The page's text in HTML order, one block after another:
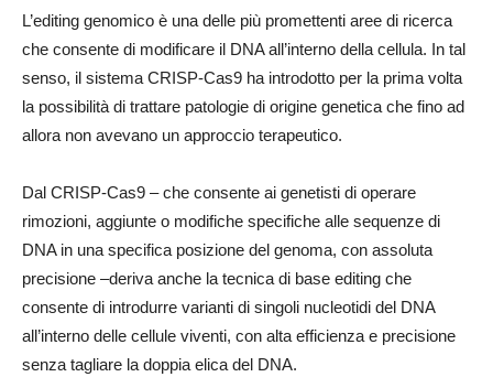
L’editing genomico è una delle più promettenti aree di ricerca
che consente di modificare il DNA all’interno della cellula. In tal
senso, il sistema CRISP-Cas9 ha introdotto per la prima volta
la possibilità di trattare patologie di origine genetica che fino ad
allora non avevano un approccio terapeutico.
Dal CRISP-Cas9 – che consente ai genetisti di operare
rimozioni, aggiunte o modifiche specifiche alle sequenze di
DNA in una specifica posizione del genoma, con assoluta
precisione –deriva anche la tecnica di base editing che
consente di introdurre varianti di singoli nucleotidi del DNA
all’interno delle cellule viventi, con alta efficienza e precisione
senza tagliare la doppia elica del DNA.